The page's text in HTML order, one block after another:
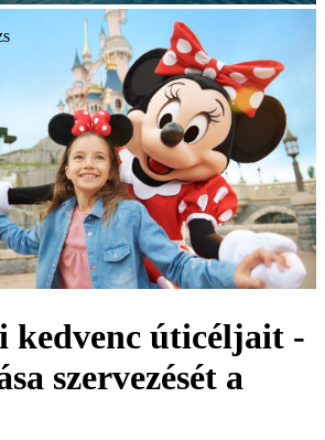
kedvenc úticéljait -
szervezését a